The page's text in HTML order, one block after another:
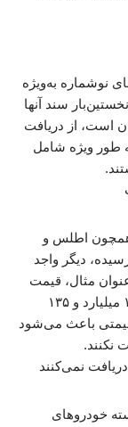
نوشماره به‌ویژه
سند آنها
است، از دریافت
طور ویژه شامل
همچون اطلس و
دیگر واجد
مثال، قیمت
خودرو اطلس اتوماتیک از ۸۷۷ میلیون تومان به ۱ میلیارد و ۱۳۵
قیمتی باعث می‌شود
نکنند.
نمی‌کنند
خودروهای